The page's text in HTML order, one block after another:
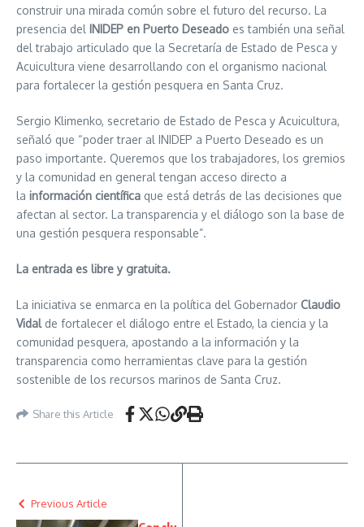
construir una mirada común sobre el futuro del recurso. La
presencia del INIDEP en Puerto Deseado es también una señal
del trabajo articulado que la Secretaría de Estado de Pesca y
Acuicultura viene desarrollando con el organismo nacional
para fortalecer la gestión pesquera en Santa Cruz.
Sergio Klimenko, secretario de Estado de Pesca y Acuicultura,
señaló que “poder traer al INIDEP a Puerto Deseado es un
paso importante. Queremos que los trabajadores, los gremios
y la comunidad en general tengan acceso directo a
la información científica que está detrás de las decisiones que
afectan al sector. La transparencia y el diálogo son la base de
una gestión pesquera responsable”.
La entrada es libre y gratuita.
La iniciativa se enmarca en la política del Gobernador Claudio
Vidalde fortalecer el diálogo entre el Estado, la ciencia y la
comunidad pesquera, apostando a la información y la
transparencia como herramientas clave para la gestión
sostenible de los recursos marinos de Santa Cruz.
Share this Article
Previous Article